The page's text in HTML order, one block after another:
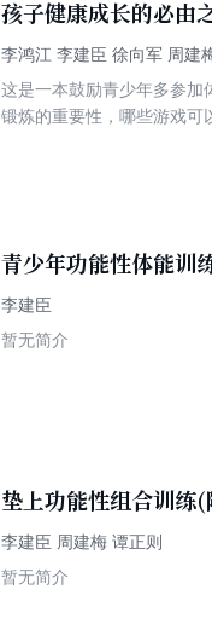
孩子健康成长的必由
李鸿江 李建臣 徐向军 周建
这是一本鼓励青少年多参加
锻炼的重要性，哪些游戏可
青少年功能性体能训
李建臣
暂无简介
垫上功能性组合训练(
李建臣 周建梅 谭正则
暂无简介